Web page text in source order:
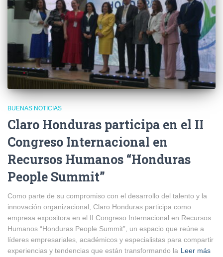
BUENAS NOTICIAS
Claro Honduras participa en el II
Congreso Internacional en
Recursos Humanos “Honduras
People Summit”
Como parte de su compromiso con el desarrollo del talento y la
innovación organizacional, Claro Honduras participa como
empresa expositora en el II Congreso Internacional en Recursos
Humanos “Honduras People Summit”, un espacio que reúne a
líderes empresariales, académicos y especialistas para compartir
experiencias y tendencias que están transformando la Leer más